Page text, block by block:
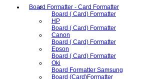
Board Formatter - Card Formatter
Board ( Card) Formatter
HP
Board ( Card) Formatter
Canon
Board ( Card) Formatter
Epson
Board ( Card) Formatter
Oki
Board Formatter Samsung
Board (Card)Formatter